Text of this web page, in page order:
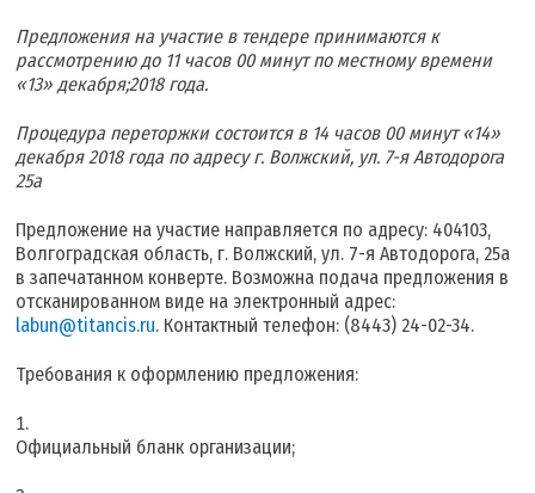
Предложения на участие в тендере принимаются к
рассмотрению до 11 часов 00 минут по местному времени
«13» декабря;2018 года.
Процедура переторжки состоится в 14 часов 00 минут «14»
декабря 2018 года по адресу г. Волжский, ул. 7-я Автодорога
25а
Предложение на участие направляется по адресу: 404103,
Волгоградская область, г. Волжский, ул. 7-я Автодорога, 25а
в запечатанном конверте. Возможна подача предложения в
отсканированном виде на электронный адрес:
labun@titancis.ru. Контактный телефон: (8443) 24-02-34.
Требования к оформлению предложения:
Официальный бланк организации;